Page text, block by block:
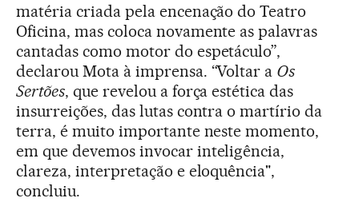
matéria criada pela encenação do Teatro
Oficina, mas coloca novamente as palavras
cantadas como motor do espetáculo”,
declarou Mota à imprensa. “Voltar a Os
Sertões, que revelou a força estética das
insurreições, das lutas contra o martírio da
terra, é muito importante neste momento,
em que devemos invocar inteligência,
clareza, interpretação e eloquência",
concluiu.